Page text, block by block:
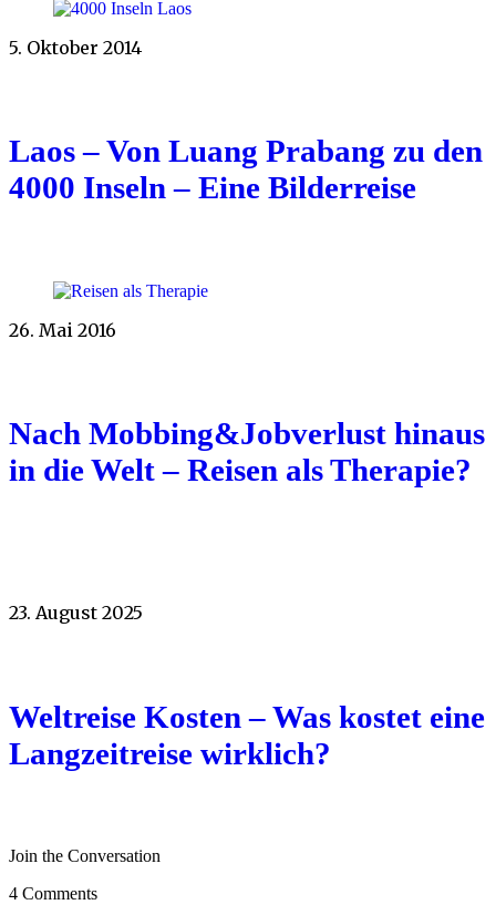
5. Oktober 2014
Laos – Von Luang Prabang zu den
4000 Inseln – Eine Bilderreise
26. Mai 2016
Nach Mobbing&Jobverlust hinaus
in die Welt – Reisen als Therapie?
23. August 2025
Weltreise Kosten – Was kostet eine
Langzeitreise wirklich?
Join the Conversation
4 Comments